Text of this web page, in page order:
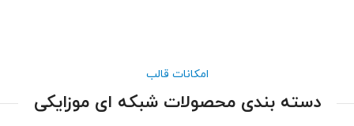
امکانات قالب
دسته بندی محصولات شبکه ای موزایکی